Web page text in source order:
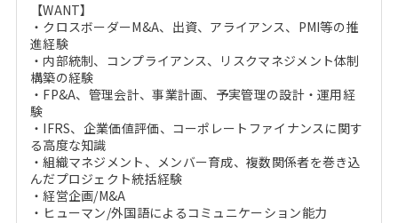
【WANT】
・クロスボーダーM&A、出資、アライアンス、PMI等の推
進経験
・内部統制、コンプライアンス、リスクマネジメント体制
構築の経験
・FP&A、管理会計、事業計画、予実管理の設計・運用経
験
・IFRS、企業価値評価、コーポレートファイナンスに関す
る高度な知識
・組織マネジメント、メンバー育成、複数関係者を巻き込
んだプロジェクト統括経験
・経営企画/M&A
・ヒューマン/外国語によるコミュニケーション能力